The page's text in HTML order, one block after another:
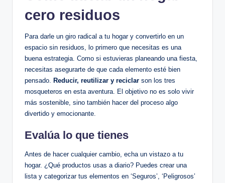
cero residuos
Para darle un giro radical a tu hogar y convertirlo en un
espacio sin residuos, lo primero que necesitas es una
buena estrategia. Como si estuvieras planeando una fiesta,
necesitas asegurarte de que cada elemento esté bien
pensado. Reducir, reutilizar y reciclar son los tres
mosqueteros en esta aventura. El objetivo no es solo vivir
más sostenible, sino también hacer del proceso algo
divertido y emocionante.
Evalúa lo que tienes
Antes de hacer cualquier cambio, echa un vistazo a tu
hogar. ¿Qué productos usas a diario? Puedes crear una
lista y categorizar tus elementos en ‘Seguros’, ‘Peligrosos’